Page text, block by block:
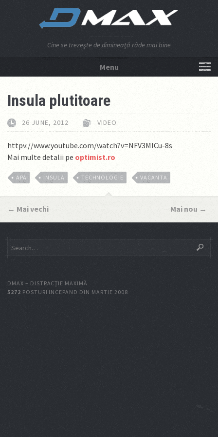
Cine se trezeşte de dimineaţă râde mai bine
Menu
Insula plutitoare
26 JUNE, 2012 VIDEO
httpv://www.youtube.com/watch?v=NFV3MlCu-8s
Mai multe detalii pe optimist.ro
APA INSULA TECHNOLOGIE VACANTA
← Mai vechi Mai nou →
DMAX – DISTRACŢIE MAXIMĂ
5272 POSTURI INCEPAND DIN MARTIE 2008